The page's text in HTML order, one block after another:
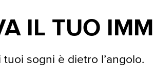
IL TUO
tuoi sogni è dietro l’angolo.